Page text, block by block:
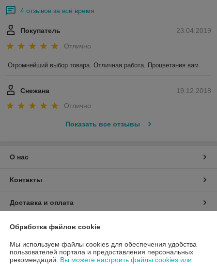
4 отзывов за всё время
23.04.2019
Покупатель
Отлично
Огромнейший выбор товара. Отличная работа. Процветания вам.
19.12.2018
Снежана
Отлично
Показать все отзывы
О нас
Контакты
Доставка и оплата
График работы
Полная версия сайта
Обработка файлов cookie
Мы используем файлы cookies для обеспечения удобства
пользователей портала и предоставления персональных
рекомендаций. Вы можете настроить файлы cookies или